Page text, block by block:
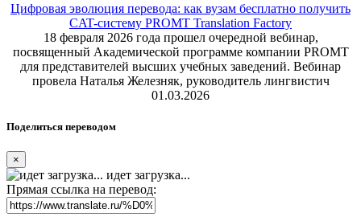
Цифровая эволюция перевода: как вузам бесплатно получить
CAT-систему PROMT Translation Factory
18 февраля 2026 года прошел очередной вебинар,
посвященный Академической программе компании PROMT
для представителей высших учебных заведений. Вебинар
провела Наталья Железняк, руководитель лингвистич
01.03.2026
Поделиться переводом
×
идет загрузка...
Прямая ссылка на перевод: